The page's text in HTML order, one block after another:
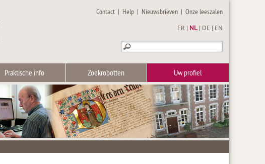
Contact | Help | Nieuwsbrieven |Onze leeszalen
FR NL DE EN
Praktische info Zoekrobotten Uw profiel